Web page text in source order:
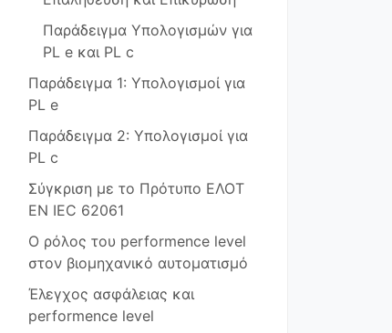
Παράδειγμα Υπολογισμών για
PL e και PL c
Παράδειγμα 1: Υπολογισμοί για
PL e
Παράδειγμα 2: Υπολογισμοί για
PL c
Σύγκριση με το Πρότυπο ΕΛΟΤ
EN IEC 62061
Ο ρόλος του performence level
στον βιομηχανικό αυτοματισμό
Έλεγχος ασφάλειας και
performence level